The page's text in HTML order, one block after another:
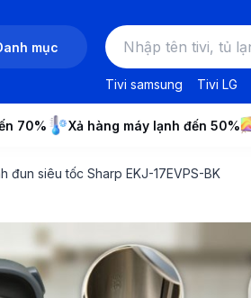
mục
Tivi samsung Tivi LG
70% Xả hàng máy lạnh đến 50%
đun siêu tốc Sharp EKJ-17EVPS-BK